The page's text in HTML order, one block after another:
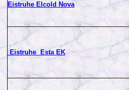
Eistruhe Elcold Nova
Eistruhe Esta EK